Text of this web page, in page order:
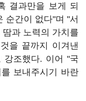
결과만을 보게 되
순간이 없다"며 "서
과 노력의 가치를
을 끝까지 이겨낸
강조했다. 이어 "국
보내주시기 바란